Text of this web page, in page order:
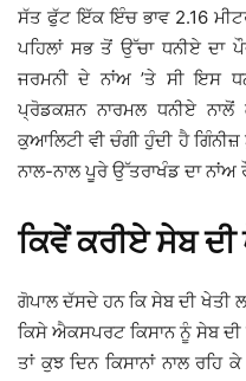
ਸੱਤ ਫੁੱਟ ਇੱਕ ਇੰਚ ਭਾਵ 2.16
ਪਹਿਲਾਂ ਸਭ ਤੋਂ ਉੱਚਾ ਧਨੀਏ ਦਾ
ਜਰਮਨੀ ਦੇ ਨਾਂਅ ’ਤੇ ਸੀ ਇਸ
ਪ੍ਰੋਡਕਸ਼ਨ ਨਾਰਮਲ ਧਨੀਏ
ਕੁਆਲਿਟੀ ਵੀ ਚੰਗੀ ਹੁੰਦੀ ਹੈ
ਨਾਲ-ਨਾਲ ਪੂਰੇ ਉੱਤਰਾਖੰਡ ਦਾ
ਕਿਵੇਂ ਕਰੀਏ ਸੇਬ ਦੀ
ਗੋਪਾਲ ਦੱਸਦੇ ਹਨ ਕਿ ਸੇਬ ਦੀ ਖੇਤੀ
ਕਿਸੇ ਐਕਸਪਰਟ ਕਿਸਾਨ ਨੂੰ ਸੇਬ ਦੀ
ਤਾਂ ਕੁਝ ਦਿਨ ਕਿਸਾਨਾਂ ਨਾਲ ਰਹਿ